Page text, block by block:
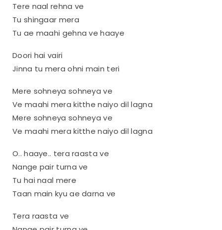
Tere naal rehna ve
Tu shingaar mera
Tu ae maahi gehna ve haaye
Doori hai vairi
Jinna tu mera ohni main teri
Mere sohneya sohneya ve
Ve maahi mera kitthe naiyo dil lagna
Mere sohneya sohneya ve
Ve maahi mera kitthe naiyo dil lagna
O.. haaye.. tera raasta ve
Nange pair turna ve
Tu hai naal mere
Taan main kyu ae darna ve
Tera raasta ve